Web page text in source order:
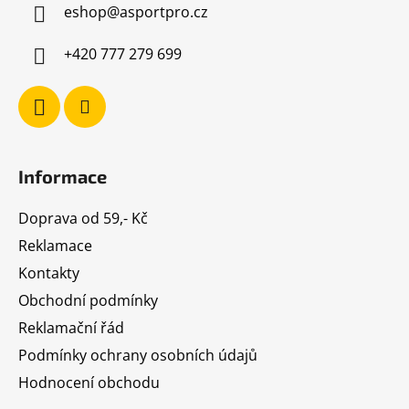
eshop@asportpro.cz
+420 777 279 699
Informace
Doprava od 59,- Kč
Reklamace
Kontakty
Obchodní podmínky
Reklamační řád
Podmínky ochrany osobních údajů
Hodnocení obchodu